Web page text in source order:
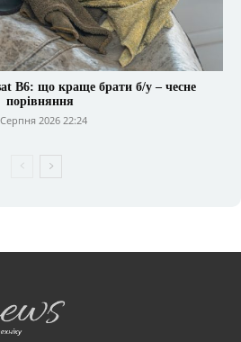
B6: що краще брати б/у – чесне
порівняння
2026 22:24